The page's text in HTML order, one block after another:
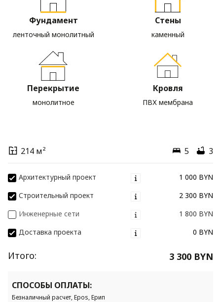
Фундамент
ленточный монолитный
Стены
каменный
Перекрытие
монолитное
Кровля
ПВХ мембрана
214 м² 5 3
Архитектурный проект
1 000 BYN
Строительный проект
2 300 BYN
Инженерные сети
1 800 BYN
Доставка проекта
0 BYN
Итого: 3 300 BYN
СПОСОБЫ ОПЛАТЫ:
Безналичный расчет, Epos, Ерип